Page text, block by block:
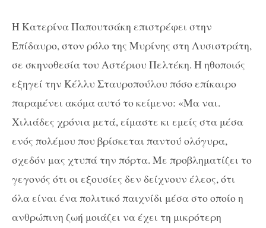
Η Κατερίνα Παπουτσάκη επιστρέφει στην
Επίδαυρο, στον ρόλο της Μυρίνης στη Λυσιστράτη,
σε σκηνοθεσία του Αστέριου Πελτέκη. Η ηθοποιός
εξηγεί την Κέλλυ Σταυροπούλου πόσο επίκαιρο
παραμένει ακόμα αυτό το κείμενο: «Μα ναι.
Χιλιάδες χρόνια μετά, είμαστε κι εμείς στα μέσα
ενός πολέμου που βρίσκεται παντού ολόγυρα,
σχεδόν μας χτυπά την πόρτα. Με προβληματίζει το
γεγονός ότι οι εξουσίες δεν δείχνουν έλεος, ότι
όλα είναι ένα πολιτικό παιχνίδι μέσα στο οποίο η
ανθρώπινη ζωή μοιάζει να έχει τη μικρότερη